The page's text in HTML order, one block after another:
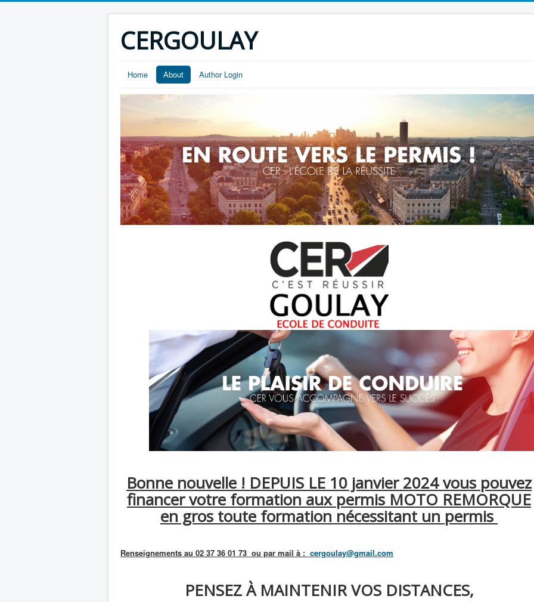
CERGOULAY
Home About Author Login
Bonne nouvelle ! DEPUIS LE 10 janvier 2024 vous pouvez
financer votre formation aux permis MOTO REMORQUE
en gros toute formation nécessitant un permis
Renseignements au 02 37 36 01 73 ou par mail à : cergoulay@gmail.com
PENSEZ À MAINTENIR VOS DISTANCES,